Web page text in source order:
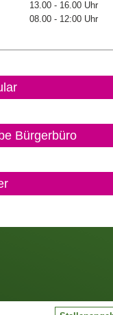
13.00 - 16.00 Uhr
08.00 - 12:00 Uhr
Bürgerbüro